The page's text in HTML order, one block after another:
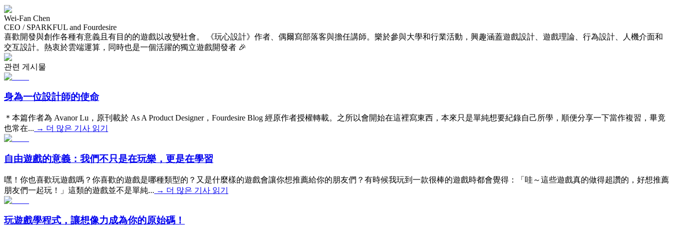
Wei-Fan Chen
CEO / SPARKFUL and Fourdesire
喜歡開發與創作各種有意義且有目的的遊戲以改變社會。 《玩心設計》作者、偶爾寫部落客與擔任講師。樂於參與大學和行業活動，興趣涵蓋遊戲設計、遊戲理論、行為設計、人機介面和
交互設計。熱衷於雲端運算，同時也是一個活躍的獨立遊戲開發者 🎉
관련 게시물
身為一位設計師的使命
＊本篇作者為 Avanor Lu，原刊載於 As A Product Designer，Fourdesire Blog 經原作者授權轉載。之所以會開始在這裡寫東西，本來只是單純想要紀錄自己所學，順便分享一下當作複習，畢竟
也常在... → 더 많은 기사 읽기
自由遊戲的意義：我們不只是在玩樂，更是在學習
嘿！你也喜歡玩遊戲嗎？你喜歡的遊戲是哪種類型的？又是什麼樣的遊戲會讓你想推薦給你的朋友們？有時候我玩到一款很棒的遊戲時都會覺得：「哇～這些遊戲真的做得超讚的，好想推薦
朋友們一起玩！」這類的遊戲並不是單純... → 더 많은 기사 읽기
玩遊戲學程式，讓想像力成為你的原始碼！